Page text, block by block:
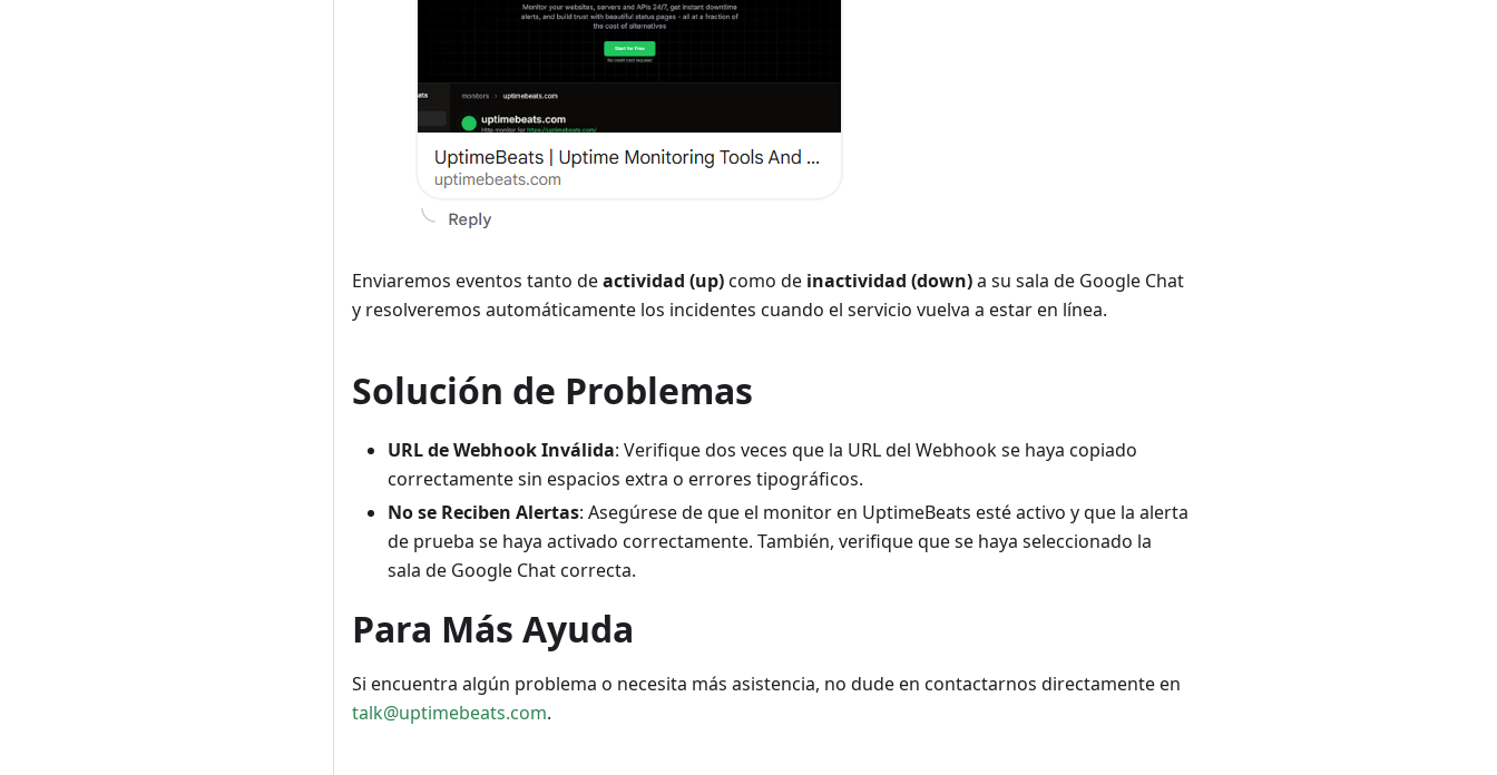
Enviaremos eventos tanto deactividad (up)como de inactividad (down)a su sala de Google Chat
y resolveremos automáticamente los incidentes cuando el servicio vuelva a estar en línea.
Solución de Problemas
URL de Webhook Inválida: Verifique dos veces que la URL del Webhook se haya copiado
correctamente sin espacios extra o errores tipográficos.
No se Reciben Alertas: Asegúrese de que el monitor en UptimeBeats esté activo y que la alerta
de prueba se haya activado correctamente. También, verifique que se haya seleccionado la
sala de Google Chat correcta.
Para Más Ayuda
Si encuentra algún problema o necesita más asistencia, no dude en contactarnos directamente en
talk@uptimebeats.com.